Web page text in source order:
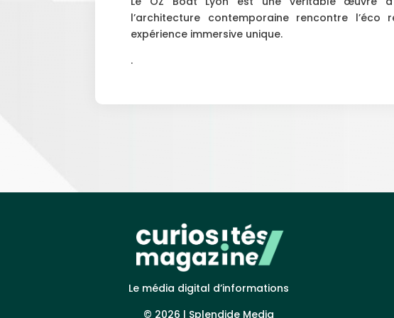
l’architecture contemporaine rencontre
expérience immersive unique.
.
Le média digital d’informations
© 2026 | Splendide Media